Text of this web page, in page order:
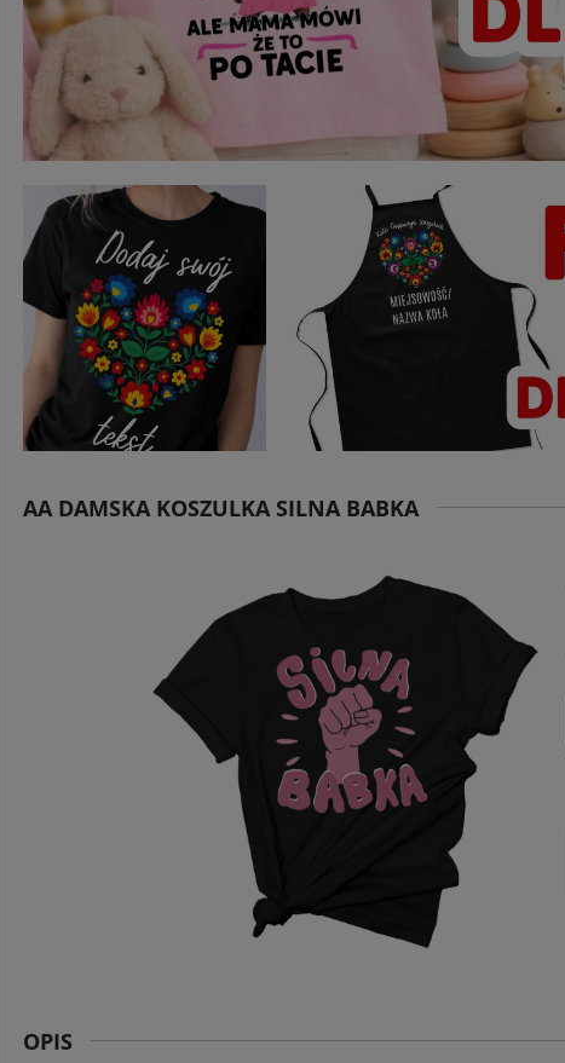
AA DAMSKA KOSZULKA SILNA BABKA
OPIS